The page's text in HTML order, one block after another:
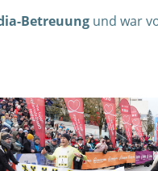
Betreuung und war